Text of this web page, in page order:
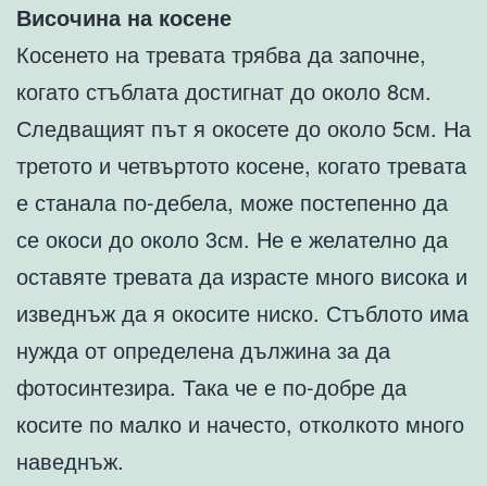
Височина на косене
Косенето на тревата трябва да започне,
когато стъблата достигнат до около 8см.
Следващият път я окосете до около 5см. На
третото и четвъртото косене, когато тревата
е станала по-дебела, може постепенно да
се окоси до около 3см. Не е желателно да
оставяте тревата да израсте много висока и
изведнъж да я окосите ниско. Стъблото има
нужда от определена дължина за да
фотосинтезира. Така че е по-добре да
косите по малко и начесто, отколкото много
наведнъж.